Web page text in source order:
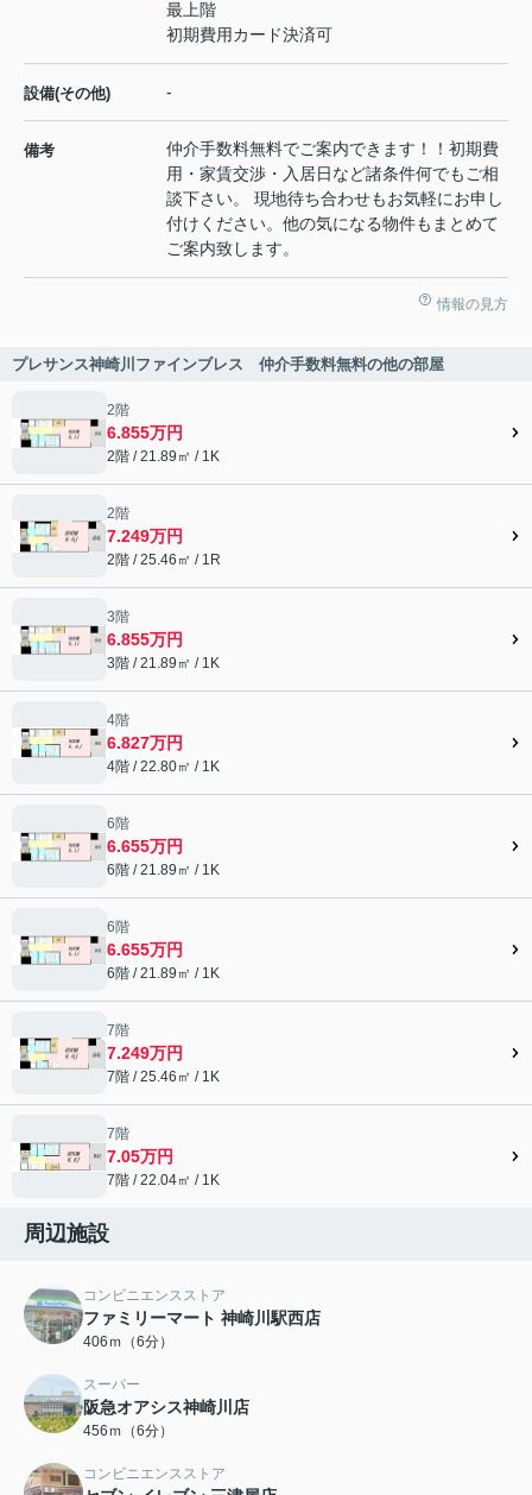
最上階
初期費用カード決済可
設備(その他) -
備考
仲介手数料無料でご案内できます！！初期費
用・家賃交渉・入居日など諸条件何でもご相
談下さい。 現地待ち合わせもお気軽にお申し
付けください。他の気になる物件もまとめて
ご案内致します。
情報の見方
プレサンス神崎川ファインブレス 仲介手数料無料の他の部屋
2階
6.855万円
2階 / 21.89㎡ / 1K
2階
7.249万円
2階 / 25.46㎡ / 1R
3階
6.855万円
3階 / 21.89㎡ / 1K
4階
6.827万円
4階 / 22.80㎡ / 1K
6階
6.655万円
6階 / 21.89㎡ / 1K
6階
6.655万円
6階 / 21.89㎡ / 1K
7階
7.249万円
7階 / 25.46㎡ / 1K
7階
7.05万円
7階 / 22.04㎡ / 1K
周辺施設
コンビニエンスストア
ファミリーマート 神崎川駅西店
406ｍ（6分）
スーパー
阪急オアシス神崎川店
456ｍ（6分）
コンビニエンスストア